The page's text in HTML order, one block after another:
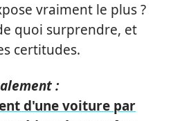
vraiment le plus ?
quoi surprendre, et
certitudes.
:
d'une voiture par